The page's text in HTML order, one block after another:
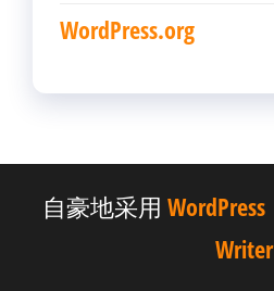
WordPress.org
自豪地采用 WordPress
Writer